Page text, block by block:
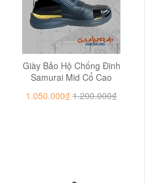
Giày Bảo Hộ Chống Đinh
Samurai Mid Cổ Cao
1.050.000₫ 1.200.000₫